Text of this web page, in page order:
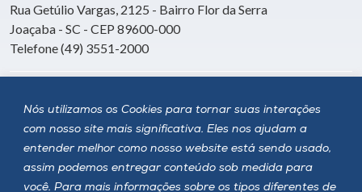
Nós utilizamos os Cookies para tornar suas interações
com nosso site mais significativa. Eles nos ajudam a
entender melhor como nosso website está sendo usado,
assim podemos entregar conteúdo sob medida para
você. Para mais informações sobre os tipos diferentes de
Rua Getúlio Vargas, 2125 - Bairro Flor da Serra
Joaçaba - SC - CEP 89600-000
Telefone (49) 3551-2000
Siga a Unoesc